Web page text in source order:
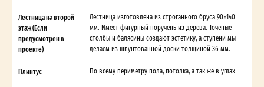
Лестница на второй
этаж (Если
предусмотрен в
проекте)
Лестница изготовлена из строганного бруса 90×140
мм. Имеет фигурный поручень из дерева. Точеные
столбы и балясины создают эстетику, а ступени мы
делаем из шпунтованной доски толщиной 36 мм.
Плинтус По всему периметру пола, потолка, а так же в углах